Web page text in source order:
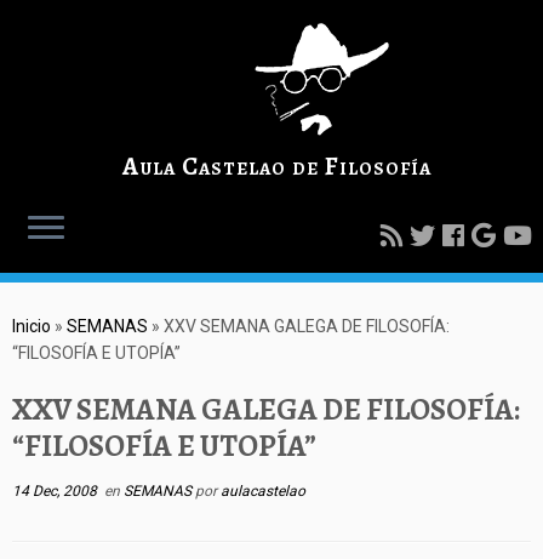
Aula Castelao de Filosofía
Inicio » SEMANAS » XXV SEMANA GALEGA DE FILOSOFÍA:
“FILOSOFÍA E UTOPÍA”
XXV SEMANA GALEGA DE FILOSOFÍA:
“FILOSOFÍA E UTOPÍA”
14 Dec, 2008en SEMANASporaulacastelao